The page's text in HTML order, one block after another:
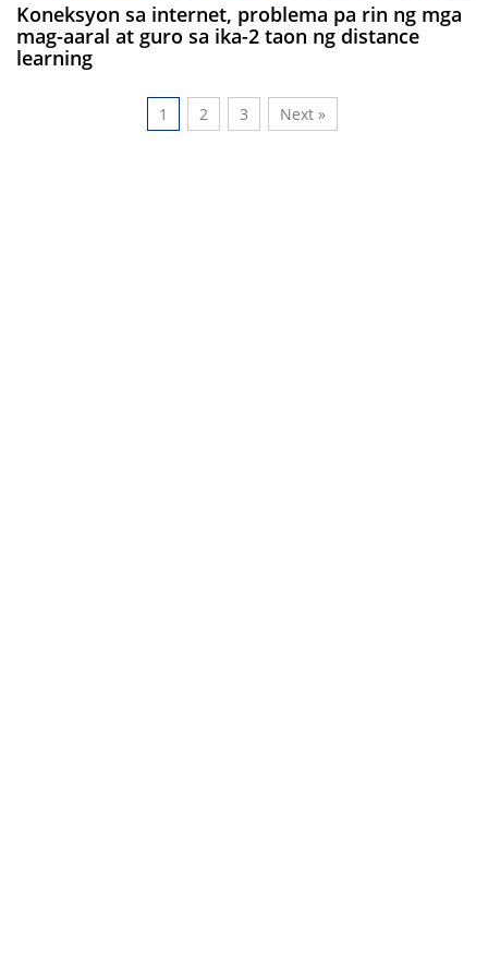
Koneksyon sa internet, problema pa rin ng mga
mag-aaral at guro sa ika-2 taon ng distance
learning
1 2 3 Next »